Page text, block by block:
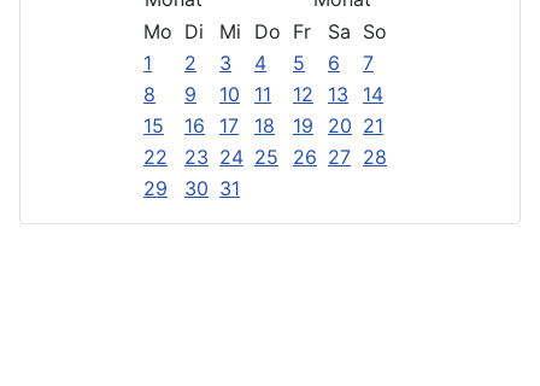
Mo Di Mi Do Fr Sa So
1
2 3 4 5 6
7
8
9 10 11 12 13
14
15
16 17 18 19 20 21
22
23 24 25 26 27 28
29
30 31